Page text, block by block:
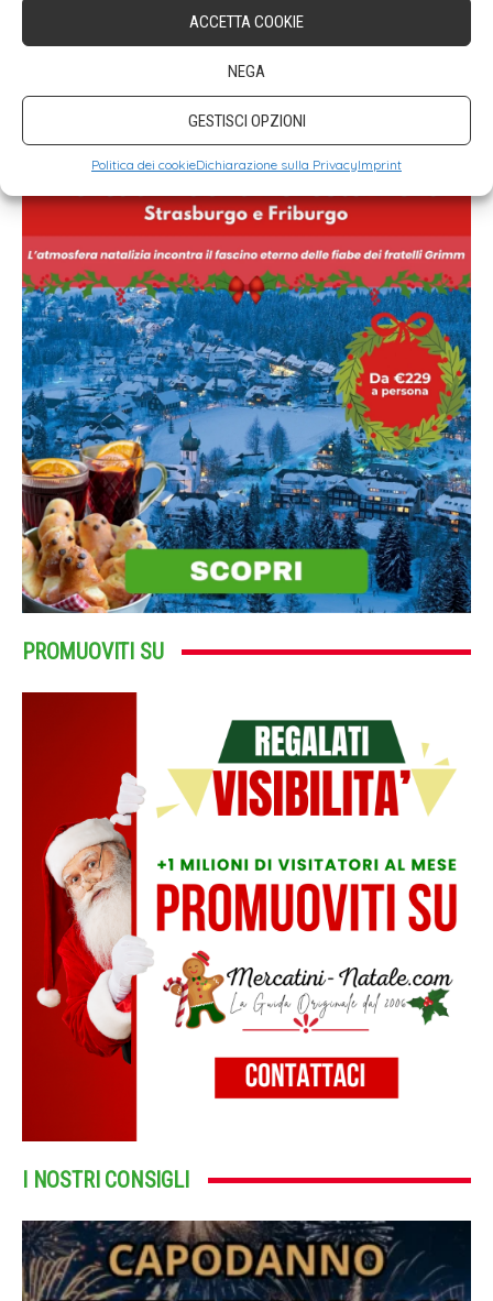
ACCETTA COOKIE
NEGA
GESTISCI OPZIONI
Politica dei cookieDichiarazione sulla PrivacyImprint
PROMUOVITI SU
I NOSTRI CONSIGLI